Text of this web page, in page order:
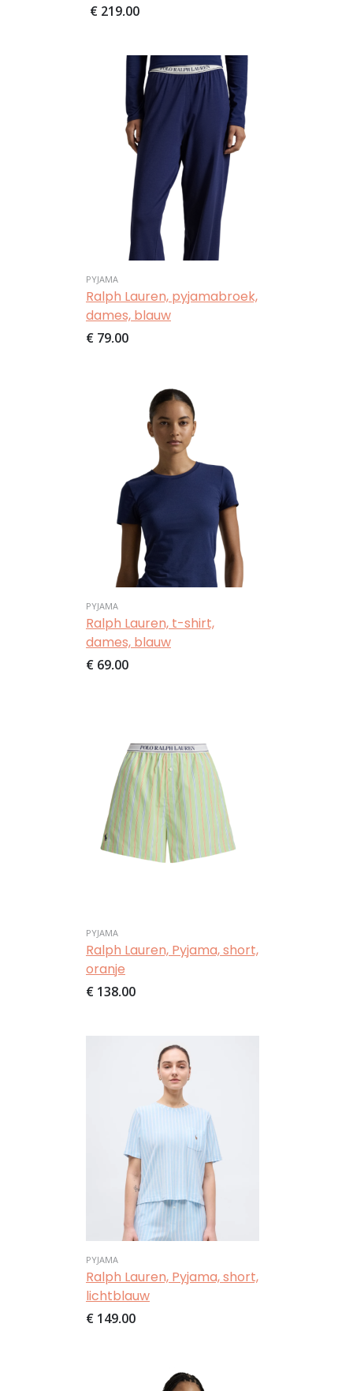
€ 219,00
Afbeelding
PYJAMA
Ralph Lauren, pyjamabroek,
dames, blauw
€ 79,00
Afbeelding
PYJAMA
Ralph Lauren, t-shirt,
dames, blauw
€ 69,00
PYJAMA
Ralph Lauren, Pyjama, short,
oranje
€ 138,00
PYJAMA
Ralph Lauren, Pyjama, short,
lichtblauw
€ 149,00